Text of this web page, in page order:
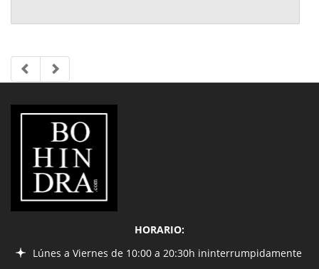
LIBRERÍA
BOHINDRA
HORARIO:
Lúnes a Viernes de 10:00 a 20:30h ininterrumpidamente